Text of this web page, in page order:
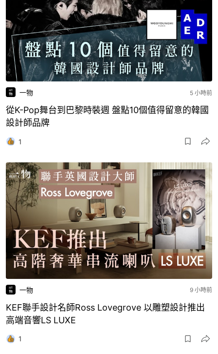
一物 5 小時前
從K-Pop舞台到巴黎時裝週 盤點10個值得留意的韓國
設計師品牌
1
一物 9 小時前
KEF聯手設計名師Ross Lovegrove 以雕塑設計推出
高端音響LS LUXE
1